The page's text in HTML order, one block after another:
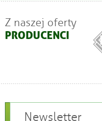
Z naszej oferty
PRODUCENCI
Newsletter